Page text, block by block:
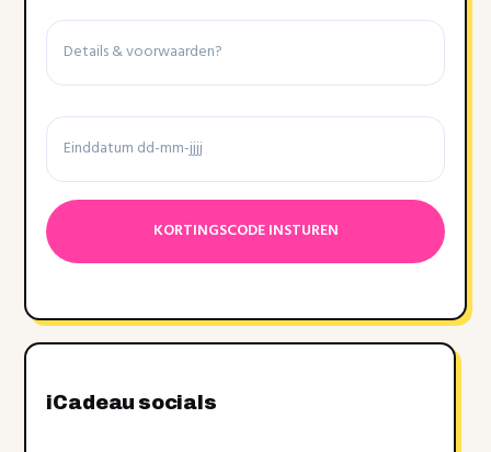
Details
voorwaarden
Einddatum
Datumnotatie:DD
dash
MM
dash
iCadeau socials